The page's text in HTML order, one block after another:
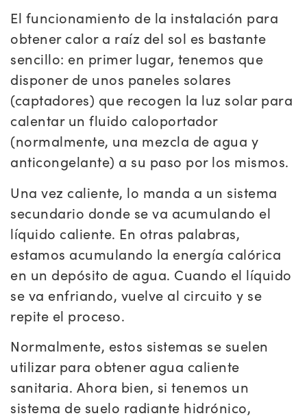
El funcionamiento de la instalación para
obtener calor a raíz del sol es bastante
sencillo: en primer lugar, tenemos que
disponer de unos paneles solares
(captadores) que recogen la luz solar para
calentar un fluido caloportador
(normalmente, una mezcla de agua y
anticongelante) a su paso por los mismos.
Una vez caliente, lo manda a un sistema
secundario donde se va acumulando el
líquido caliente. En otras palabras,
estamos acumulando la energía calórica
en un depósito de agua. Cuando el líquido
se va enfriando, vuelve al circuito y se
repite el proceso.
Normalmente, estos sistemas se suelen
utilizar para obtener agua caliente
sanitaria. Ahora bien, si tenemos un
sistema de suelo radiante hidrónico,